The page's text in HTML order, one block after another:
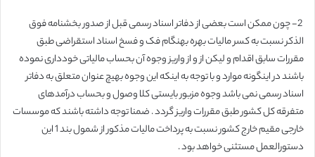
2- چون ممکن است بعضی از دفاتر اسناد رسمی قبل از صدور بخشنامه فوق
الذکر نسبت به کسر مالیات بهره بهنگام فک و فسخ اسناد استقراضی طبق
مقررات سابق اقدام و لیکن از و از واریز وجوه آن بحساب مالیاتی خودداری نموده
باشند در اینگونه موارد و با توجه به اینکه این وجوه بهیچ عنوان متعلق به دفاتر
اسناد رسمی نمی باشد وجوه مزبور بایستی کلا وصول و بحساب درآمدهای
متفرقه کل کشور طبق مقررات واریز گردد . ضمنا توجه داشته باشند که موسسات
خارجی مقیم خارج کشور نسبت به پرداخت مالیات مذکور از شمول بند 1 این
دستورالعمل مستثنی خواهد بود .